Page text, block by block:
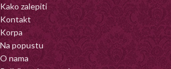
Kako zalepiti
Kontakt
Korpa
Na popustu
O nama